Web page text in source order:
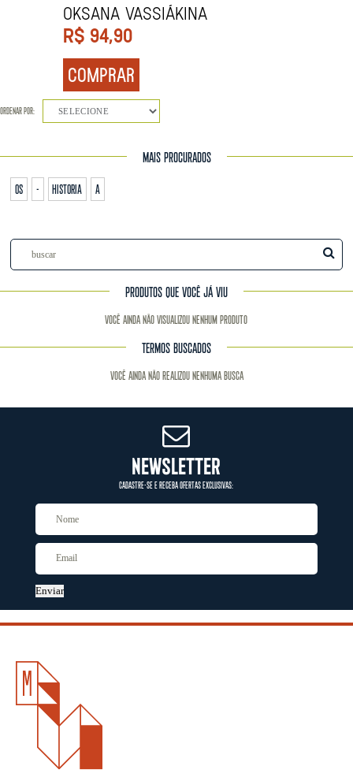
Oksana Vassiákina
R$ 94,90
COMPRAR
ORDENAR POR: SELECIONE
MAIS PROCURADOS
os - historia a
PRODUTOS QUE VOCÊ JÁ VIU
Você ainda não visualizou nenhum produto
TERMOS BUSCADOS
Você ainda não realizou nenhuma busca
NEWSLETTER
CADASTRE-SE E RECEBA OFERTAS EXCLUSIVAS:
Enviar